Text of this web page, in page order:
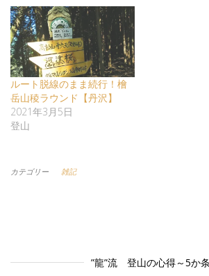
ルート脱線のまま続行！檜
岳山稜ラウンド【丹沢】
2021年3月5日
登山
カテゴリー 雑記
”龍”流 登山の心得～5か